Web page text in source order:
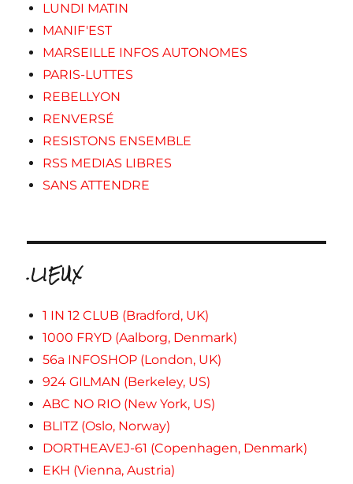
LUNDI MATIN
MANIF'EST
MARSEILLE INFOS AUTONOMES
PARIS-LUTTES
REBELLYON
RENVERSÉ
RESISTONS ENSEMBLE
RSS MEDIAS LIBRES
SANS ATTENDRE
.LIEUX
1 IN 12 CLUB (Bradford, UK)
1000 FRYD (Aalborg, Denmark)
56a INFOSHOP (London, UK)
924 GILMAN (Berkeley, US)
ABC NO RIO (New York, US)
BLITZ (Oslo, Norway)
DORTHEAVEJ-61 (Copenhagen, Denmark)
EKH (Vienna, Austria)